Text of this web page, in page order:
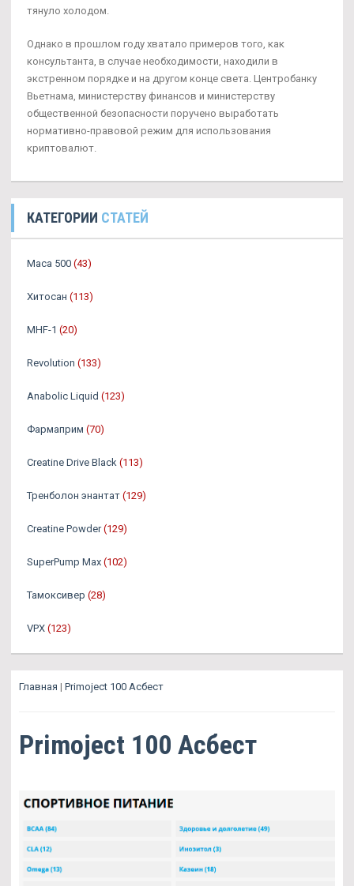
тянуло холодом.
Однако в прошлом году хватало примеров того, как
консультанта, в случае необходимости, находили в
экстренном порядке и на другом конце света. Центробанку
Вьетнама, министерству финансов и министерству
общественной безопасности поручено выработать
нормативно-правовой режим для использования
криптовалют.
КАТЕГОРИИ СТАТЕЙ
Maca 500 (43)
Хитосан (113)
MHF-1 (20)
Revolution (133)
Anabolic Liquid (123)
Фармаприм (70)
Creatine Drive Black (113)
Тренболон энантат (129)
Creatine Powder (129)
SuperPump Max (102)
Тамоксивер (28)
VPX (123)
Главная | Primoject 100 Асбест
Primoject 100 Асбест